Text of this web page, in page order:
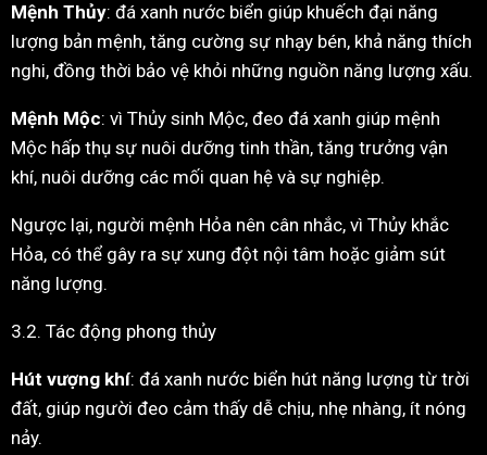
Mệnh Thủy: đá xanh nước biển giúp khuếch đại năng
lượng bản mệnh, tăng cường sự nhạy bén, khả năng thích
nghi, đồng thời bảo vệ khỏi những nguồn năng lượng xấu.
Mệnh Mộc: vì Thủy sinh Mộc, đeo đá xanh giúp mệnh
Mộc hấp thụ sự nuôi dưỡng tinh thần, tăng trưởng vận
khí, nuôi dưỡng các mối quan hệ và sự nghiệp.
Ngược lại, người mệnh Hỏa nên cân nhắc, vì Thủy khắc
Hỏa, có thể gây ra sự xung đột nội tâm hoặc giảm sút
năng lượng.
3.2. Tác động phong thủy
Hút vượng khí: đá xanh nước biển hút năng lượng từ trời
đất, giúp người đeo cảm thấy dễ chịu, nhẹ nhàng, ít nóng
nảy.